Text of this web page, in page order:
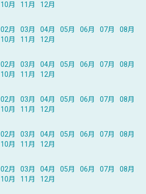
10月 11月
12月
02月 03月 04月 05月 06月 07月
08月
10月 11月
12月
02月 03月 04月 05月 06月 07月
08月
10月 11月
12月
02月 03月 04月 05月 06月 07月
08月
10月 11月
12月
02月 03月 04月 05月 06月 07月
08月
10月 11月
12月
02月 03月 04月 05月 06月 07月
08月
10月 11月
12月